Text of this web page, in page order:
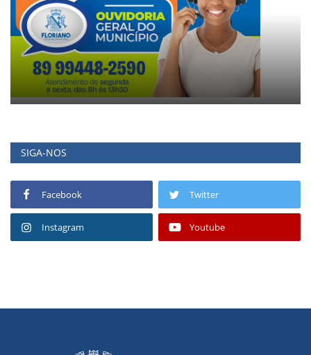
SIGA-NOS
Facebook Twitter
Instagram Youtube